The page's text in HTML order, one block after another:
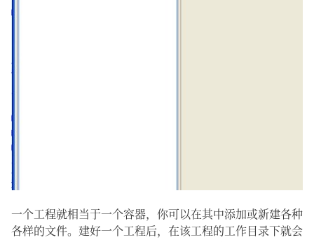
一个工程就相当于一个容器，你可以在其中添加或新建各种
各样的文件。建好一个工程后，在该工程的工作目录下就会